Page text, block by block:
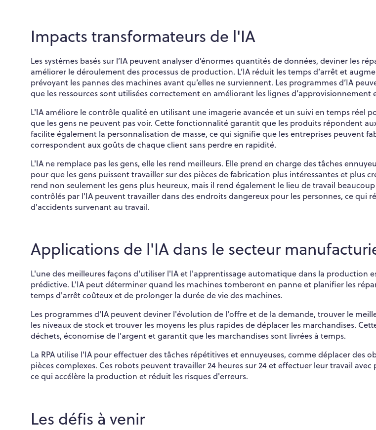
Impacts transformateurs de l'IA
Les systèmes basés sur l’IA peuvent analyser d’énormes quantités de données, deviner les
améliorer le déroulement des processus de production. L’IA réduit les temps d’arrêt et
prévoyant les pannes des machines avant qu’elles ne surviennent. Les programmes d’IA
que les ressources sont utilisées correctement en améliorant les lignes d’approvisionnement
L'IA améliore le contrôle qualité en utilisant une imagerie avancée et un suivi en temps réel
que les gens ne peuvent pas voir. Cette fonctionnalité garantit que les produits répondent
facilite également la personnalisation de masse, ce qui signifie que les entreprises peuvent
correspondent aux goûts de chaque client sans perdre en rapidité.
L'IA ne remplace pas les gens, elle les rend meilleurs. Elle prend en charge des tâches
pour que les gens puissent travailler sur des pièces de fabrication plus intéressantes et plus
rend non seulement les gens plus heureux, mais il rend également le lieu de travail
contrôlés par l'IA peuvent travailler dans des endroits dangereux pour les personnes, ce qui
d'accidents survenant au travail.
Applications de l'IA dans le secteur
L'une des meilleures façons d'utiliser l'IA et l'apprentissage automatique dans la production
prédictive. L'IA peut déterminer quand les machines tomberont en panne et planifier les
temps d'arrêt coûteux et de prolonger la durée de vie des machines.
Les programmes d'IA peuvent deviner l'évolution de l'offre et de la demande, trouver le
les niveaux de stock et trouver les moyens les plus rapides de déplacer les marchandises.
déchets, économise de l'argent et garantit que les marchandises sont livrées à temps.
La RPA utilise l'IA pour effectuer des tâches répétitives et ennuyeuses, comme déplacer des
pièces complexes. Ces robots peuvent travailler 24 heures sur 24 et effectuer leur travail avec
ce qui accélère la production et réduit les risques d'erreurs.
Les défis à venir